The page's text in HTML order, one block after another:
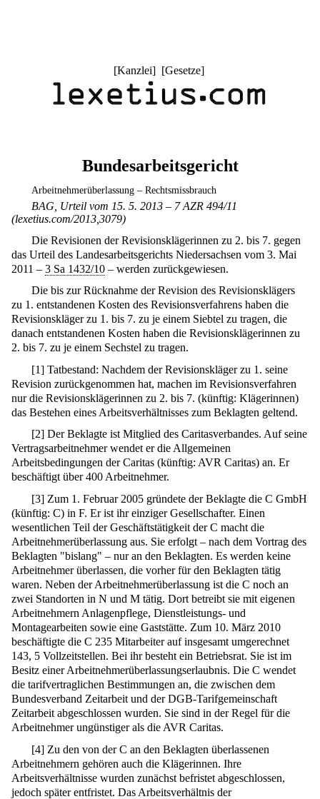
[Kanzlei] [Gesetze]
Bundesarbeitsgericht
Arbeitnehmerüberlassung – Rechtsmissbrauch
BAG, Urteil vom 15. 5. 2013 – 7 AZR 494/11
(lexetius.com/2013,3079)
Die Revisionen der Revisionsklägerinnen zu 2. bis 7. gegen
das Urteil des Landesarbeitsgerichts Niedersachsen vom 3. Mai
2011 – 3 Sa 1432/10 – werden zurückgewiesen.
Die bis zur Rücknahme der Revision des Revisionsklägers
zu 1. entstandenen Kosten des Revisionsverfahrens haben die
Revisionskläger zu 1. bis 7. zu je einem Siebtel zu tragen, die
danach entstandenen Kosten haben die Revisionsklägerinnen zu
2. bis 7. zu je einem Sechstel zu tragen.
[1] Tatbestand: Nachdem der Revisionskläger zu 1. seine
Revision zurückgenommen hat, machen im Revisionsverfahren
nur die Revisionsklägerinnen zu 2. bis 7. (künftig: Klägerinnen)
das Bestehen eines Arbeitsverhältnisses zum Beklagten geltend.
[2] Der Beklagte ist Mitglied des Caritasverbandes. Auf seine
Vertragsarbeitnehmer wendet er die Allgemeinen
Arbeitsbedingungen der Caritas (künftig: AVR Caritas) an. Er
beschäftigt über 400 Arbeitnehmer.
[3] Zum 1. Februar 2005 gründete der Beklagte die C GmbH
(künftig: C) in F. Er ist ihr einziger Gesellschafter. Einen
wesentlichen Teil der Geschäftstätigkeit der C macht die
Arbeitnehmerüberlassung aus. Sie erfolgt – nach dem Vortrag des
Beklagten "bislang" – nur an den Beklagten. Es werden keine
Arbeitnehmer überlassen, die vorher für den Beklagten tätig
waren. Neben der Arbeitnehmerüberlassung ist die C noch an
zwei Standorten in N und M tätig. Dort betreibt sie mit eigenen
Arbeitnehmern Anlagenpflege, Dienstleistungs- und
Montagearbeiten sowie eine Gaststätte. Zum 10. März 2010
beschäftigte die C 235 Mitarbeiter auf insgesamt umgerechnet
143, 5 Vollzeitstellen. Bei ihr besteht ein Betriebsrat. Sie ist im
Besitz einer Arbeitnehmerüberlassungserlaubnis. Die C wendet
die tarifvertraglichen Bestimmungen an, die zwischen dem
Bundesverband Zeitarbeit und der DGB-Tarifgemeinschaft
Zeitarbeit abgeschlossen wurden. Sie sind in der Regel für die
Arbeitnehmer ungünstiger als die AVR Caritas.
[4] Zu den von der C an den Beklagten überlassenen
Arbeitnehmern gehören auch die Klägerinnen. Ihre
Arbeitsverhältnisse wurden zunächst befristet abgeschlossen,
jedoch später entfristet. Das Arbeitsverhältnis der